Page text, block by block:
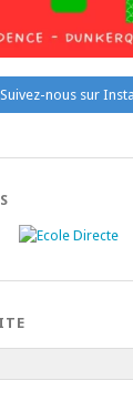
Suivez-nous sur